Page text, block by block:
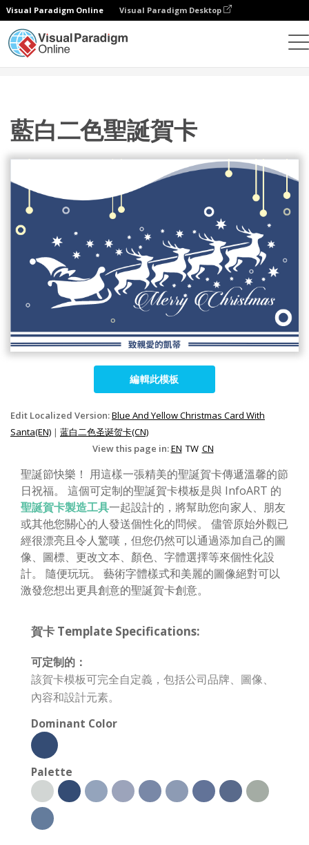
Visual Paradigm Online Visual Paradigm Desktop
藍白二色聖誕賀卡
編輯此模板
Edit Localized Version:Blue And Yellow Christmas Card With
Santa(EN) | 蓝白二色圣诞贺卡(CN)
View this page in:EN TW CN
聖誕節快樂！ 用這樣一張精美的聖誕賀卡傳遞溫馨的節
日祝福。 這個可定制的聖誕賀卡模板是與 InfoART 的
聖誕賀卡製造工具一起設計的，將幫助您向家人、朋友
或其他您關心的人發送個性化的問候。 儘管原始外觀已
經很漂亮且令人驚嘆，但您仍然可以通過添加自己的圖
像、圖標、更改文本、顏色、字體選擇等來個性化設
計。 隨便玩玩。 藝術字體樣式和美麗的圖像絕對可以
激發您想出更具創意的聖誕賀卡創意。
賀卡 Template Specifications:
可定制的：
該賀卡模板可完全自定義，包括公司品牌、圖像、
內容和設計元素。
Dominant Color
Palette